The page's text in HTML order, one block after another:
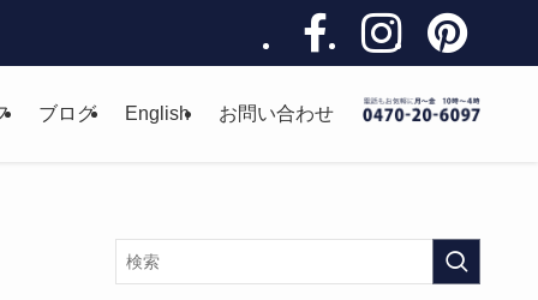
ブログ English お問い合わせ